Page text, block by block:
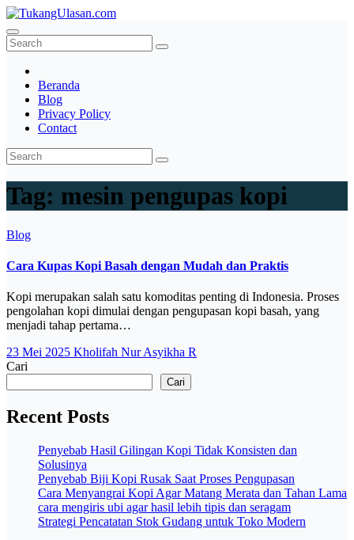
Skip
to
content
TukangUlasan.com
Baca Aja Dulu!
Beranda
Blog
Privacy Policy
Contact
Tag: mesin pengupas kopi
Blog
Cara Kupas Kopi Basah dengan Mudah dan Praktis
Kopi merupakan salah satu komoditas penting di Indonesia. Proses
pengolahan kopi dimulai dengan pengupasan kopi basah, yang
menjadi tahap pertama…
23 Mei 2025 Kholifah Nur Asyikha R
Cari
Cari
Recent Posts
Penyebab Hasil Gilingan Kopi Tidak Konsisten dan
Solusinya
Penyebab Biji Kopi Rusak Saat Proses Pengupasan
Cara Menyangrai Kopi Agar Matang Merata dan Tahan Lama
cara mengiris ubi agar hasil lebih tipis dan seragam
Strategi Pencatatan Stok Gudang untuk Toko Modern